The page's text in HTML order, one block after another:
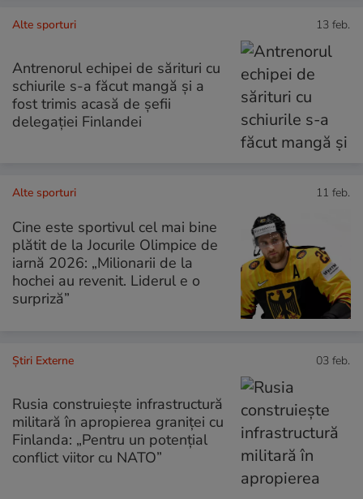
Alte sporturi 13 feb.
Antrenorul echipei de sărituri cu
schiurile s-a făcut mangă și a
fost trimis acasă de șefii
delegației Finlandei
Alte sporturi 11 feb.
Cine este sportivul cel mai bine
plătit de la Jocurile Olimpice de
iarnă 2026: „Milionarii de la
hochei au revenit. Liderul e o
surpriză”
Știri Externe 03 feb.
Rusia construiește infrastructură
militară în apropierea graniței cu
Finlanda: „Pentru un potențial
conflict viitor cu NATO”